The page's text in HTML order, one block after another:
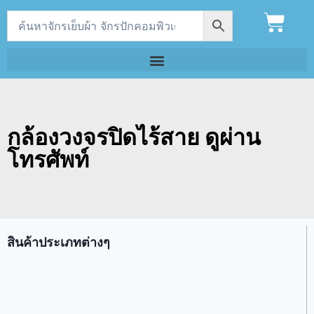
กล้องวงจรปิดไร้สาย ดูผ่าน
โทรศัพท์
สินค้าประเภทต่างๆ